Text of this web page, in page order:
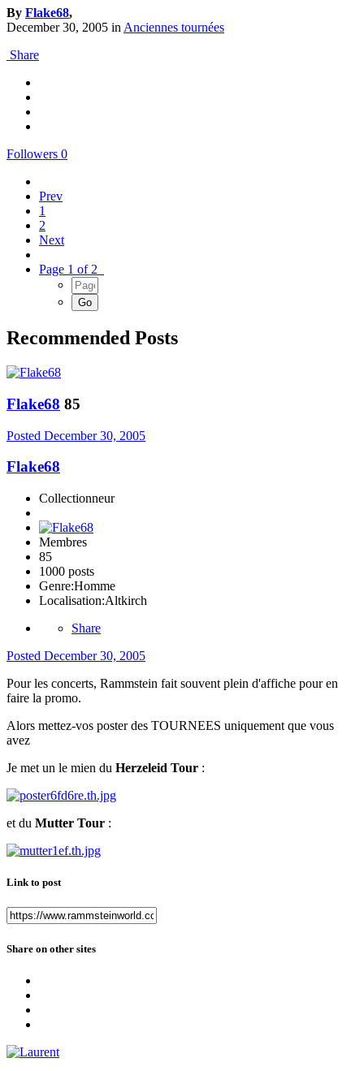
By Flake68,
December 30, 2005 inAnciennes tournées
Share
Followers 0
Prev
1
2
Next
Page 1 of 2
Recommended Posts
Flake68 85
Posted December 30, 2005
Flake68
Collectionneur
Membres
85
1000 posts
Genre:Homme
Localisation:Altkirch
Share
Posted December 30, 2005
Pour les concerts, Rammstein fait souvent plein d'affiche pour en
faire la promo.
Alors mettez-vos poster des TOURNEES uniquement que vous
avez
Je met un le mien du Herzeleid Tour :
et du Mutter Tour :
Link to post
Share on other sites